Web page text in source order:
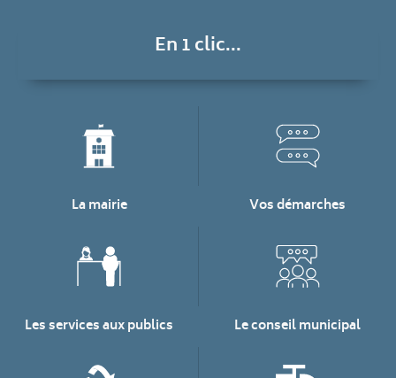
En 1 clic...
La mairie Vos démarches
Les services aux publics Le conseil municipal